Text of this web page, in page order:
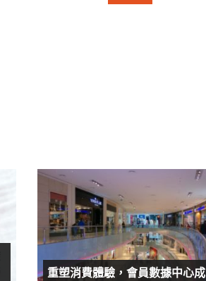
重塑消費體驗，會員數據中心成